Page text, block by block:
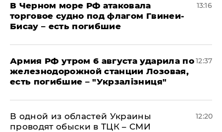
В Черном море РФ атаковала
торговое судно под флагом Гвинеи-
Бисау – есть погибшие
13:16
Армия РФ утром 6 августа ударила по
железнодорожной станции Лозовая,
есть погибшие – "Укрзалізниця"
12:37
В одной из областей Украины
проводят обыски в ТЦК – СМИ
12:20